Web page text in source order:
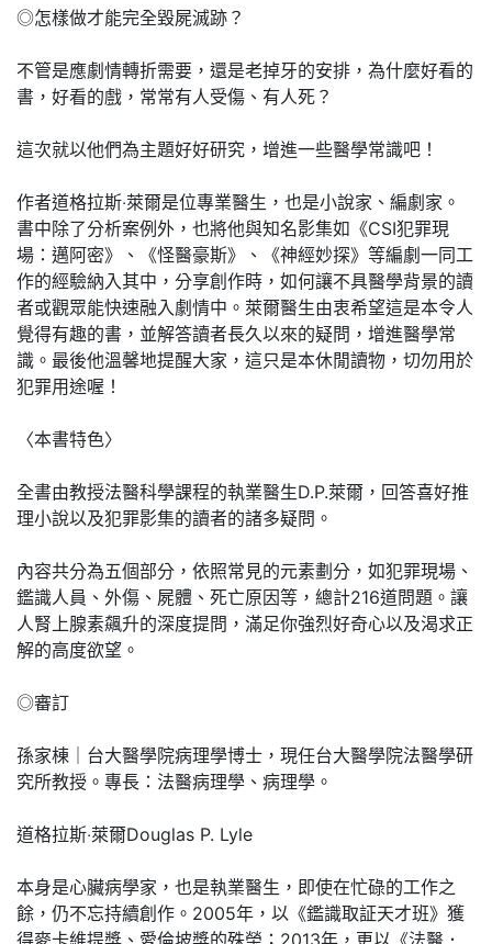
◎怎樣做才能完全毀屍滅跡？
不管是應劇情轉折需要，還是老掉牙的安排，為什麼好看的
書，好看的戲，常常有人受傷、有人死？
這次就以他們為主題好好研究，增進一些醫學常識吧！
作者道格拉斯‧萊爾是位專業醫生，也是小說家、編劇家。
書中除了分析案例外，也將他與知名影集如《CSI犯罪現
場：邁阿密》、《怪醫豪斯》、《神經妙探》等編劇一同工
作的經驗納入其中，分享創作時，如何讓不具醫學背景的讀
者或觀眾能快速融入劇情中。萊爾醫生由衷希望這是本令人
覺得有趣的書，並解答讀者長久以來的疑問，增進醫學常
識。最後他溫馨地提醒大家，這只是本休閒讀物，切勿用於
犯罪用途喔！
〈本書特色〉
全書由教授法醫科學課程的執業醫生D.P.萊爾，回答喜好推
理小說以及犯罪影集的讀者的諸多疑問。
內容共分為五個部分，依照常見的元素劃分，如犯罪現場、
鑑識人員、外傷、屍體、死亡原因等，總計216道問題。讓
人腎上腺素飆升的深度提問，滿足你強烈好奇心以及渴求正
解的高度欲望。
◎審訂
孫家棟｜台大醫學院病理學博士，現任台大醫學院法醫學研
究所教授。專長：法醫病理學、病理學。
道格拉斯‧萊爾Douglas P. Lyle
本身是心臟病學家，也是執業醫生，即使在忙碌的工作之
餘，仍不忘持續創作。2005年，以《鑑識取証天才班》獲
得麥卡維提獎、愛倫坡獎的殊榮；2013年，更以《法醫．